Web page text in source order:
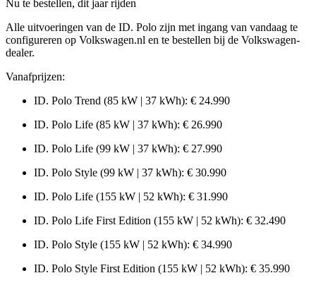
Nu te bestellen, dit jaar rijden
Alle uitvoeringen van de ID. Polo zijn met ingang van vandaag te
configureren op Volkswagen.nl en te bestellen bij de Volkswagen-
dealer.
Vanafprijzen:
ID. Polo Trend (85 kW | 37 kWh): € 24.990
ID. Polo Life (85 kW | 37 kWh): € 26.990
ID. Polo Life (99 kW | 37 kWh): € 27.990
ID. Polo Style (99 kW | 37 kWh): € 30.990
ID. Polo Life (155 kW | 52 kWh): € 31.990
ID. Polo Life First Edition (155 kW | 52 kWh): € 32.490
ID. Polo Style (155 kW | 52 kWh): € 34.990
ID. Polo Style First Edition (155 kW | 52 kWh): € 35.990